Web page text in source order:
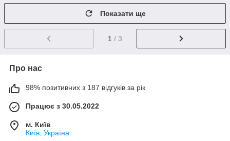
Показати ще
1 / 3
Про нас
98% позитивних з 187 відгуків за рік
Працює з 30.05.2022
м. Київ
Київ, Україна